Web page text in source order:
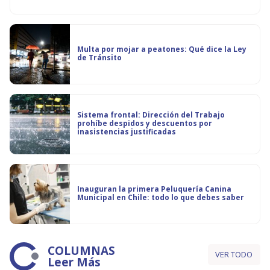
Multa por mojar a peatones: Qué dice la Ley
de Tránsito
Sistema frontal: Dirección del Trabajo
prohíbe despidos y descuentos por
inasistencias justificadas
Inauguran la primera Peluquería Canina
Municipal en Chile: todo lo que debes saber
COLUMNAS
Leer Más VER TODO